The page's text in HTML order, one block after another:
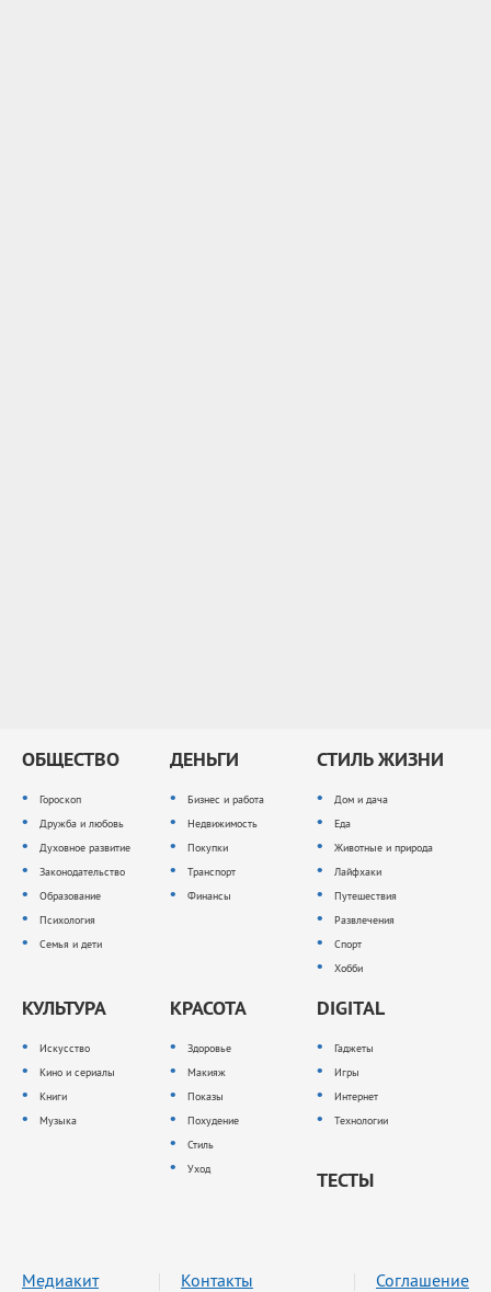
ОБЩЕСТВО
Гороскоп
Дружба и любовь
Духовное развитие
Законодательство
Образование
Психология
Семья и дети
ДЕНЬГИ
Бизнес и работа
Недвижимость
Покупки
Транспорт
Финансы
СТИЛЬ ЖИЗНИ
Дом и дача
Еда
Животные и природа
Лайфхаки
Путешествия
Развлечения
Спорт
Хобби
КУЛЬТУРА
Искусство
Кино и сериалы
Книги
Музыка
КРАСОТА
Здоровье
Макияж
Показы
Похудение
Стиль
Уход
DIGITAL
Гаджеты
Игры
Интернет
Технологии
ТЕСТЫ
Медиакит Контакты Соглашение